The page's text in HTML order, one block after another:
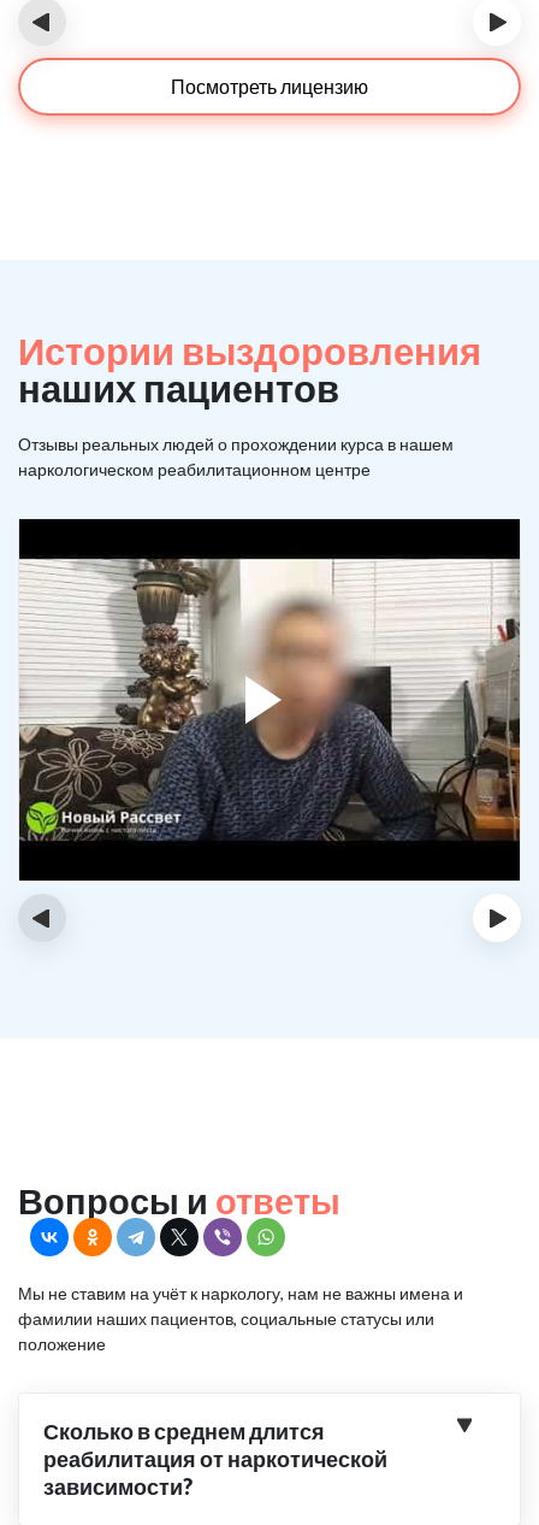
‹ ›
Посмотреть лицензию
Истории выздоровления
наших пациентов
Отзывы реальных людей о прохождении курса в нашем
наркологическом реабилитационном центре
‹ ›
Вопросы и ответы
Мы не ставим на учёт к наркологу, нам не важны имена и
фамилии наших пациентов, социальные статусы или
положение
Сколько в среднем длится
реабилитация от наркотической
зависимости?